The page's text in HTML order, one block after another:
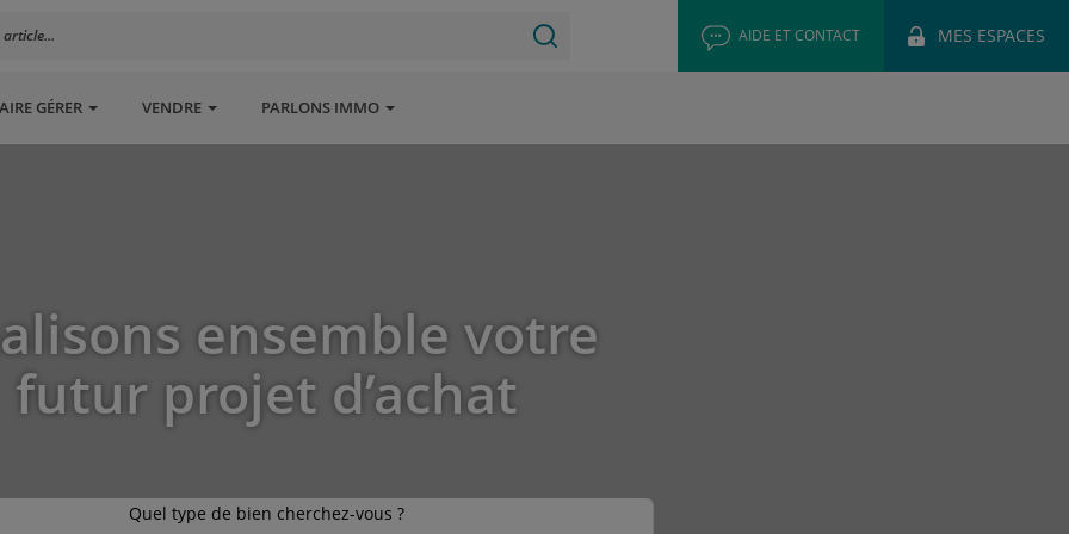
AIDE ET CONTACT MES ESPACES
GÉRER VENDRE PARLONS IMMO
ensemble votre
futur projet d’achat
Quel type de bien cherchez-vous ?